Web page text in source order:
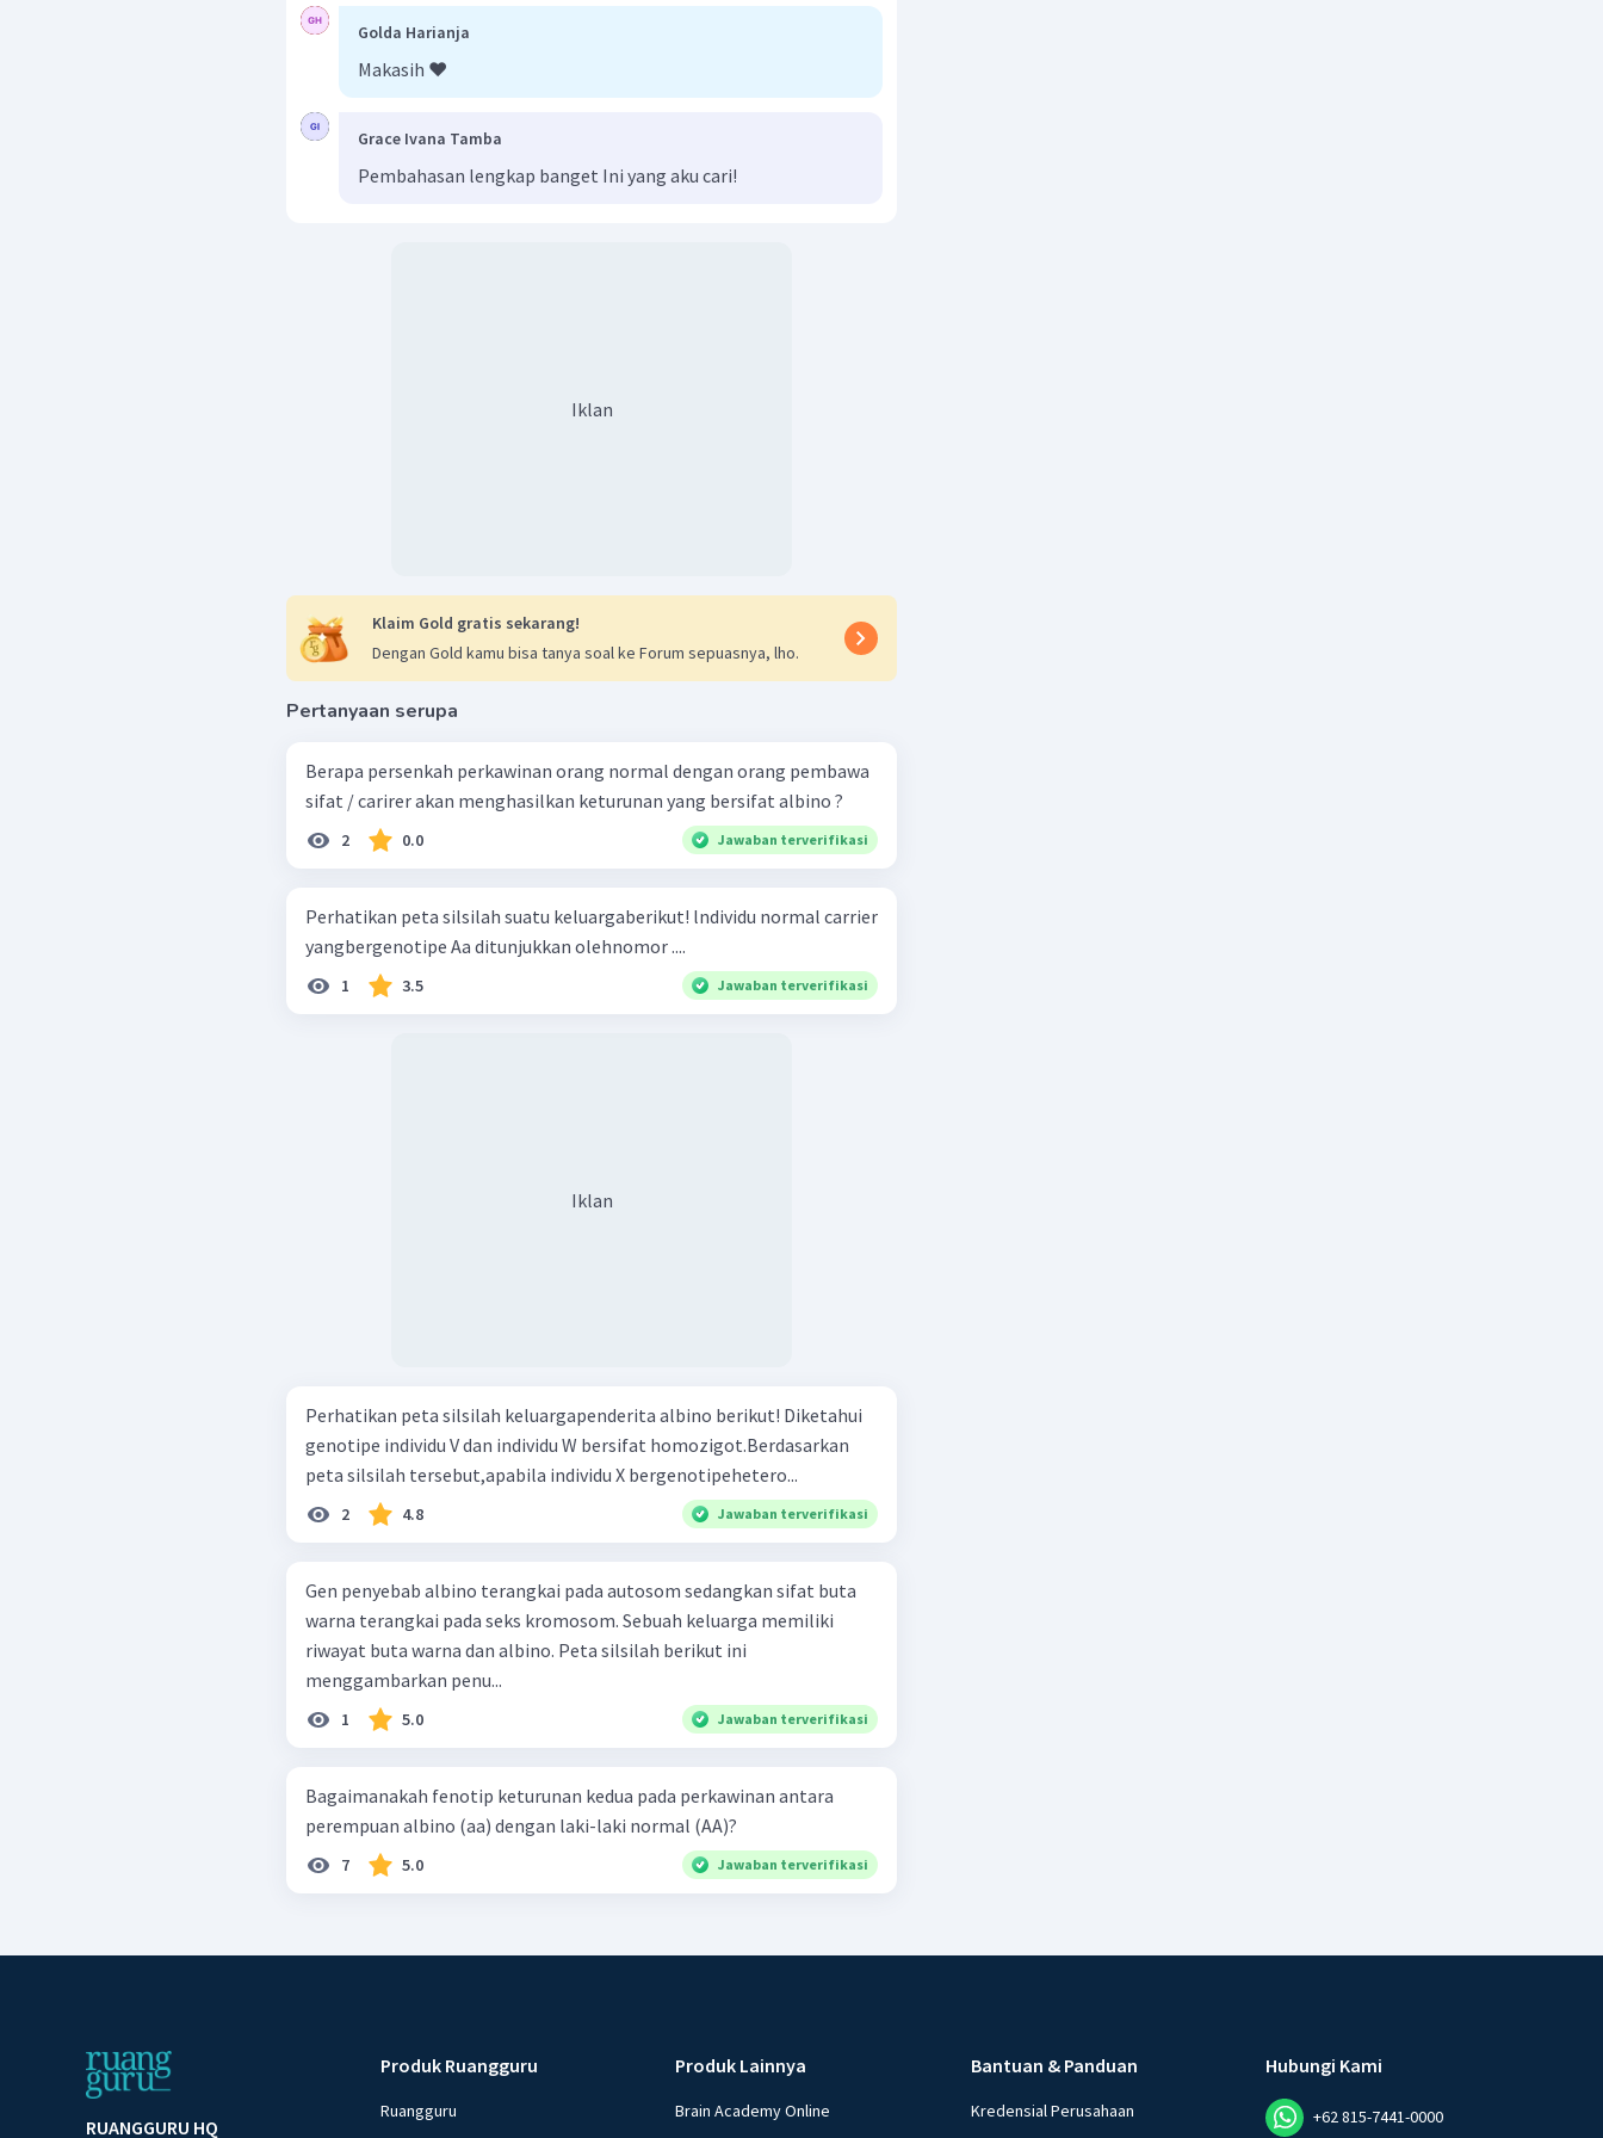
Golda Harianja
Makasih ❤️
Grace Ivana Tamba
Pembahasan lengkap banget Ini yang aku cari!
Iklan
Klaim Gold gratis sekarang!
Dengan Gold kamu bisa tanya soal ke Forum sepuasnya, lho.
Pertanyaan serupa
Berapa persenkah perkawinan orang normal dengan orang pembawa
sifat / carirer akan menghasilkan keturunan yang bersifat albino ?
2 0.0 Jawaban terverifikasi
Perhatikan peta silsilah suatu keluargaberikut! lndividu normal carrier
yangbergenotipe Aa ditunjukkan olehnomor ....
1 3.5 Jawaban terverifikasi
Iklan
Perhatikan peta silsilah keluargapenderita albino berikut! Diketahui
genotipe individu V dan individu W bersifat homozigot.Berdasarkan
peta silsilah tersebut,apabila individu X bergenotipehetero...
2 4.8 Jawaban terverifikasi
Gen penyebab albino terangkai pada autosom sedangkan sifat buta
warna terangkai pada seks kromosom. Sebuah keluarga memiliki
riwayat buta warna dan albino. Peta silsilah berikut ini
menggambarkan penu...
1 5.0 Jawaban terverifikasi
Bagaimanakah fenotip keturunan kedua pada perkawinan antara
perempuan albino (aa) dengan laki-laki normal (AA)?
7 5.0 Jawaban terverifikasi
RUANGGURU HQ
Produk Ruangguru
Ruangguru
Produk Lainnya
Brain Academy Online
Bantuan & Panduan
Kredensial Perusahaan
Hubungi Kami
+62 815-7441-0000